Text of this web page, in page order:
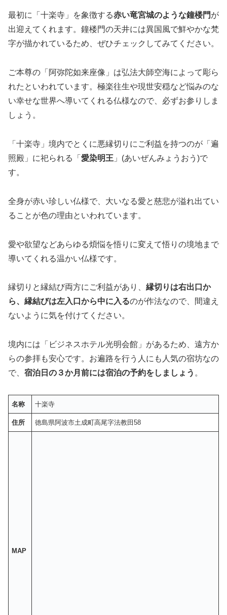
最初に「十楽寺」を象徴する赤い竜宮城のような鐘楼門が
出迎えてくれます。鐘楼門の天井には異国風で鮮やかな梵
字が描かれているため、ぜひチェックしてみてください。
ご本尊の「阿弥陀如来座像」は弘法大師空海によって彫ら
れたといわれています。極楽往生や現世安穏など悩みのな
い幸せな世界へ導いてくれる仏様なので、必ずお参りしま
しょう。
「十楽寺」境内でとくに悪縁切りにご利益を持つのが「遍
照殿」に祀られる「 愛染明王 」(あいぜんみょうおう)で
す。
全身が赤い珍しい仏様で、大いなる愛と慈悲が溢れ出てい
ることが色の理由といわれています。
愛や欲望などあらゆる煩悩を悟りに変えて悟りの境地まで
導いてくれる温かい仏様です。
縁切りと縁結び両方にご利益があり、 縁切りは右出口か
ら、縁結びは左入口から中に入るのが作法なので、間違え
ないように気を付けてください。
境内には「ビジネスホテル光明会館」があるため、遠方か
らの参拝も安心です。お遍路を行う人にも人気の宿坊なの
で、 宿泊日の３か月前には宿泊の予約をしましょう 。
名称 十楽寺
住所 徳島県阿波市土成町高尾字法教田58
MAP